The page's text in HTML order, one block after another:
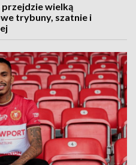
wielką
trybuny, szatnie i